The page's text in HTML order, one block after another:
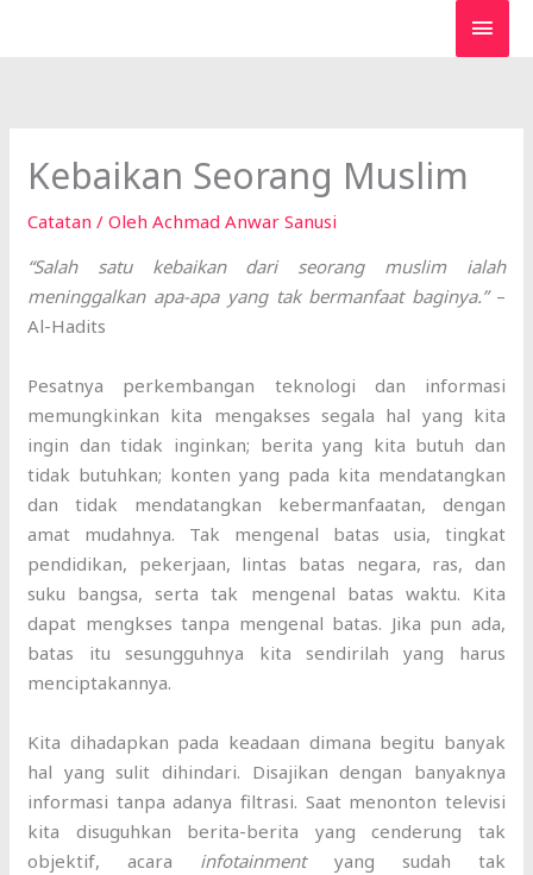
Kebaikan Seorang Muslim
Catatan / OlehAchmad Anwar Sanusi
“Salah satu kebaikan dari seorang muslim ialah
meninggalkan apa-apa yang tak bermanfaat baginya.”–
Al-Hadits
Pesatnya perkembangan teknologi dan informasi
memungkinkan kita mengakses segala hal yang kita
ingin dan tidak inginkan; berita yang kita butuh dan
tidak butuhkan; konten yang pada kita mendatangkan
dan tidak mendatangkan kebermanfaatan, dengan
amat mudahnya. Tak mengenal batas usia, tingkat
pendidikan, pekerjaan, lintas batas negara, ras, dan
suku bangsa, serta tak mengenal batas waktu. Kita
dapat mengkses tanpa mengenal batas. Jika pun ada,
batas itu sesungguhnya kita sendirilah yang harus
menciptakannya.
Kita dihadapkan pada keadaan dimana begitu banyak
hal yang sulit dihindari. Disajikan dengan banyaknya
informasi tanpa adanya filtrasi. Saat menonton televisi
kita disuguhkan berita-berita yang cenderung tak
objektif, acara infotainment yang sudah tak